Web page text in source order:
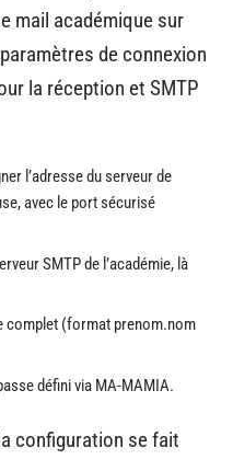
mail académique sur
de connexion
la réception et SMTP
l’adresse du serveur de
avec le port sécurisé
SMTP de l’académie, là
complet (format prenom.nom
défini via MA-MAMIA.
configuration se fait